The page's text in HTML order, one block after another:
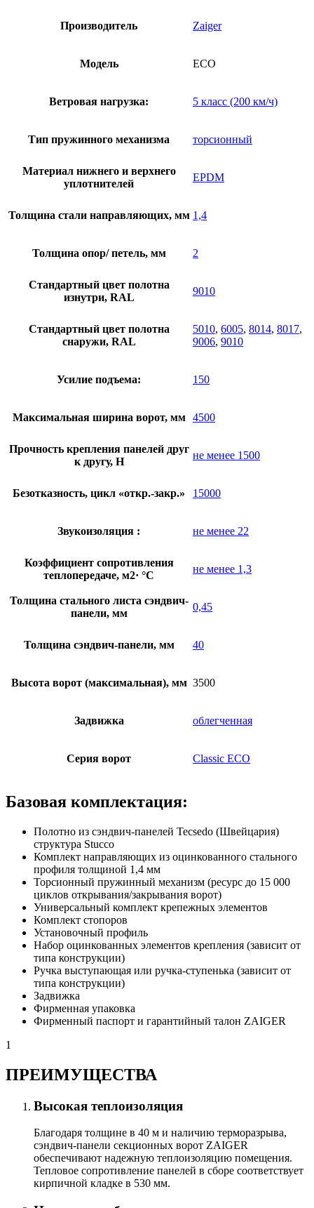
Производитель Zaiger
Модель ECO
Ветровая нагрузка: 5 класс (200 км/ч)
Тип пружинного механизма торсионный
Материал нижнего и верхнего
уплотнителей
EPDM
Толщина стали направляющих, мм 1,4
Толщина опор/ петель, мм 2
Стандартный цвет полотна
изнутри, RAL
9010
Стандартный цвет полотна
снаружи, RAL
5010, 6005, 8014, 8017,
9006, 9010
Усилие подъема: 150
Максимальная ширина ворот, мм 4500
Прочность крепления панелей друг
к другу, Н
не менее 1500
Безотказность, цикл «откр.-закр.» 15000
Звукоизоляция : не менее 22
Коэффициент сопротивления
теплопередаче, м2· °С
не менее 1,3
Толщина стального листа сэндвич-
панели, мм
0,45
Толщина сэндвич-панели, мм 40
Высота ворот (максимальная), мм 3500
Задвижка облегченная
Серия ворот Classic ECO
Базовая комплектация:
Полотно из сэндвич-панелей Tecsedo (Швейцария)
структура Stucco
Комплект направляющих из оцинкованного стального
профиля толщиной 1,4 мм
Торсионный пружинный механизм (ресурс до 15 000
циклов открывания/закрывания ворот)
Универсальный комплект крепежных элементов
Комплект стопоров
Установочный профиль
Набор оцинкованных элементов крепления (зависит от
типа конструкции)
Ручка выступающая или ручка-ступенька (зависит от
типа конструкции)
Задвижка
Фирменная упаковка
Фирменный паспорт и гарантийный талон ZAIGER
1
ПРЕИМУЩЕСТВА
Высокая теплоизоляция
Благодаря толщине в 40 м и наличию терморазрыва,
сэндвич-панели секционных ворот ZAIGER
обеспечивают надежную теплоизоляцию помещения.
Тепловое сопротивление панелей в сборе соответствует
кирпичной кладке в 530 мм.